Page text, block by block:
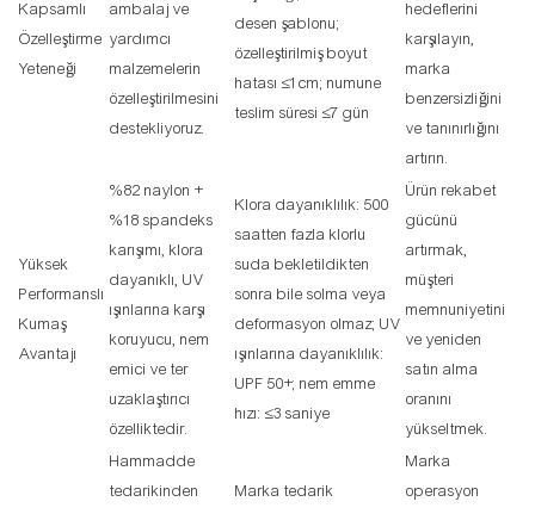
Kapsamlı
Özelleştirme
Yeteneği
ambalaj ve
yardımcı
malzemelerin
özelleştirilmesini
destekliyoruz.
desen şablonu;
özelleştirilmiş boyut
hatası ≤1cm; numune
teslim süresi ≤7 gün
hedeflerini
karşılayın,
marka
benzersizliğini
ve tanınırlığını
artırın.
Yüksek
Performanslı
Kumaş
Avantajı
%82 naylon +
%18 spandeks
karışımı, klora
dayanıklı, UV
ışınlarına karşı
koruyucu, nem
emici ve ter
uzaklaştırıcı
özelliktedir.
Klora dayanıklılık: 500
saatten fazla klorlu
suda bekletildikten
sonra bile solma veya
deformasyon olmaz; UV
ışınlarına dayanıklılık:
UPF 50+; nem emme
hızı: ≤3 saniye
Ürün rekabet
gücünü
artırmak,
müşteri
memnuniyetini
ve yeniden
satın alma
oranını
yükseltmek.
Hammadde
tedarikinden
Marka tedarik
Marka
operasyon